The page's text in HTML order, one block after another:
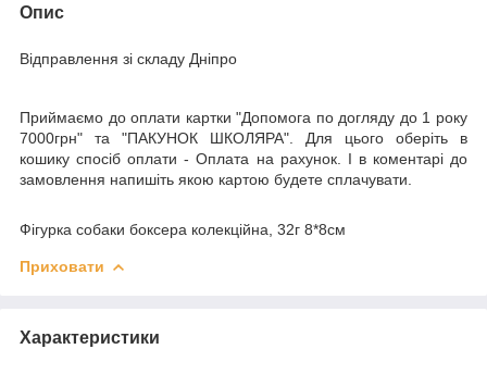
Опис
Відправлення зі складу Дніпро
Приймаємо до оплати картки "Допомога по догляду до 1 року
7000грн" та "ПАКУНОК ШКОЛЯРА". Для цього оберіть в
кошику спосіб оплати - Оплата на рахунок. І в коментарі до
замовлення напишіть якою картою будете сплачувати.
Фігурка собаки боксера колекційна, 32г 8*8см
Приховати
Характеристики